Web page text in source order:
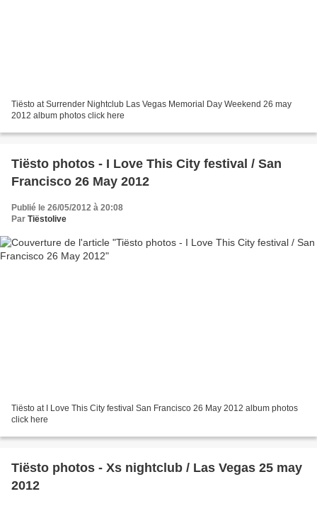
Tiësto at Surrender Nightclub Las Vegas Memorial Day Weekend 26 may
2012 album photos click here
Tiësto photos - I Love This City festival / San
Francisco 26 May 2012
Publié le 26/05/2012 à 20:08
Par Tiëstolive
Tiësto at I Love This City festival San Francisco 26 May 2012 album photos
click here
Tiësto photos - Xs nightclub / Las Vegas 25 may
2012